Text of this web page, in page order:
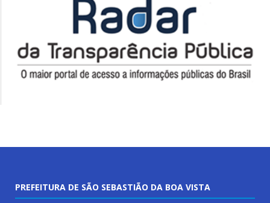
PREFEITURA DE SÃO SEBASTIÃO DA BOA VISTA